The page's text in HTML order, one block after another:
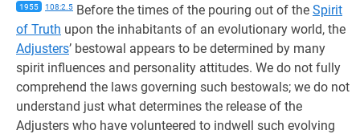
1955 108:2.5 Before the times of the pouring out of the Spirit
of Truth upon the inhabitants of an evolutionary world, the
Adjusters’ bestowal appears to be determined by many
spirit influences and personality attitudes. We do not fully
comprehend the laws governing such bestowals; we do not
understand just what determines the release of the
Adjusters who have volunteered to indwell such evolving